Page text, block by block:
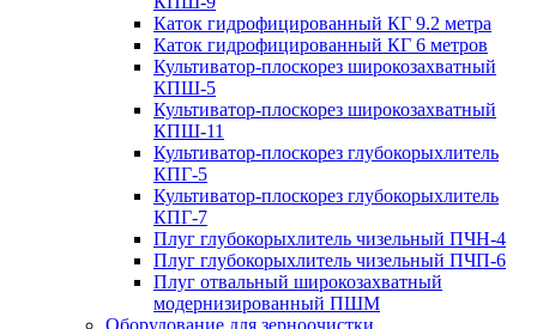
Каток гидрофицированный КГ 9.2 метра
Каток гидрофицированный КГ 6 метров
Культиватор-плоскорез широкозахватный
КПШ-5
Культиватор-плоскорез широкозахватный
КПШ-11
Культиватор-плоскорез глубокорыхлитель
КПГ-5
Культиватор-плоскорез глубокорыхлитель
КПГ-7
Плуг глубокорыхлитель чизельный ПЧН-4
Плуг глубокорыхлитель чизельный ПЧП-6
Плуг отвальный широкозахватный
модернизированный ПШМ
Оборудование для зерноочистки